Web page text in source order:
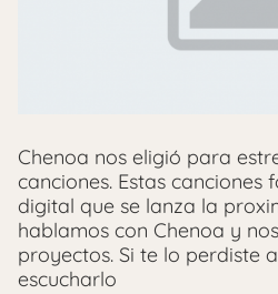
Chenoa nos eligió para
canciones. Estas canciones
digital que se lanza la
hablamos con Chenoa y
proyectos. Si te lo perdiste
escucharlo